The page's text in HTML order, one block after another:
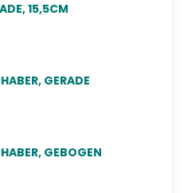
15,5CM
GERADE
GEBOGEN